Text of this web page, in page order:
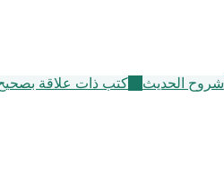
شروح الحديث كتب ذات علاقة